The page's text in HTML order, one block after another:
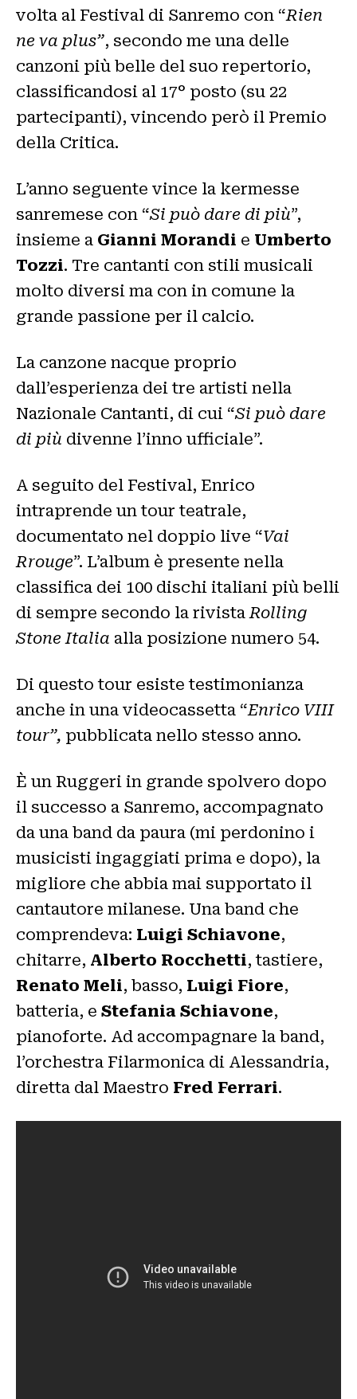
volta al Festival di Sanremo con “Rien
ne va plus”, secondo me una delle
canzoni più belle del suo repertorio,
classificandosi al 17° posto (su 22
partecipanti), vincendo però il Premio
della Critica.
L’anno seguente vince la kermesse
sanremese con “Si può dare di più”,
insieme a Gianni Morandi e Umberto
Tozzi. Tre cantanti con stili musicali
molto diversi ma con in comune la
grande passione per il calcio.
La canzone nacque proprio
dall’esperienza dei tre artisti nella
Nazionale Cantanti, di cui “Si può dare
di più divenne l’inno ufficiale”.
A seguito del Festival, Enrico
intraprende un tour teatrale,
documentato nel doppio live “Vai
Rrouge”. L’album è presente nella
classifica dei 100 dischi italiani più belli
di sempre secondo la rivistaRolling
Stone Italia alla posizione numero 54.
Di questo tour esiste testimonianza
anche in una videocassetta “Enrico VIII
tour”, pubblicata nello stesso anno.
È un Ruggeri in grande spolvero dopo
il successo a Sanremo, accompagnato
da una band da paura (mi perdonino i
musicisti ingaggiati prima e dopo), la
migliore che abbia mai supportato il
cantautore milanese. Una band che
comprendeva: Luigi Schiavone,
chitarre, Alberto Rocchetti, tastiere,
Renato Meli, basso, Luigi Fiore,
batteria, e Stefania Schiavone,
pianoforte. Ad accompagnare la band,
l’orchestra Filarmonica di Alessandria,
diretta dal Maestro Fred Ferrari.